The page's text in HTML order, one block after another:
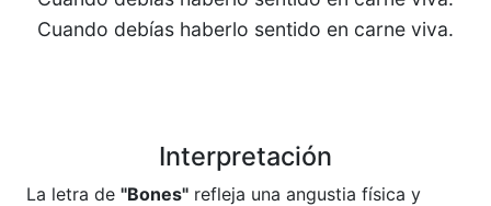
Cuando debías haberlo sentido en carne viva.
Interpretación
La letra de "Bones" refleja una angustia física y